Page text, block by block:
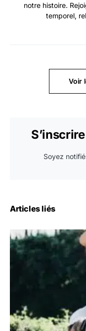
notre histoire.
temporel,
Voir
Soyez
Articles liés